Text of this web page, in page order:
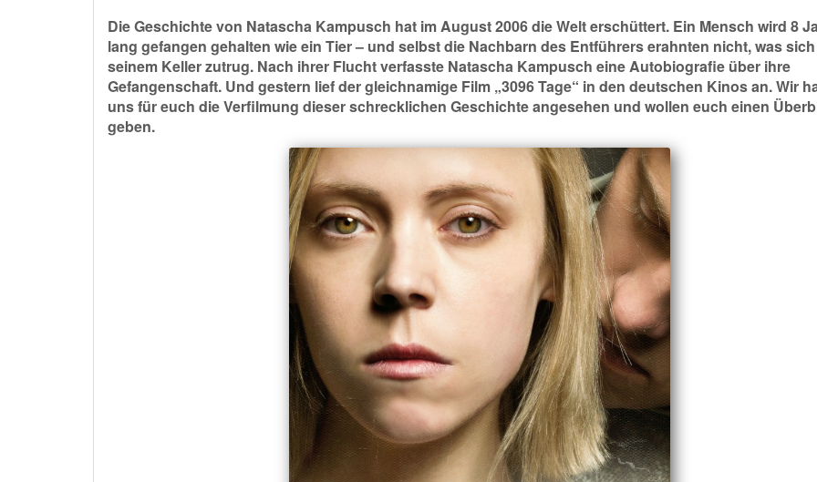
Die Geschichte von Natascha Kampusch hat im August 2006 die Welt erschüttert. Ein Mensch wird 8
lang gefangen gehalten wie ein Tier – und selbst die Nachbarn des Entführers erahnten nicht, was
seinem Keller zutrug. Nach ihrer Flucht verfasste Natascha Kampusch eine Autobiografie über ihre
Gefangenschaft. Und gestern lief der gleichnamige Film „3096 Tage“ in den deutschen Kinos an. Wir
uns für euch die Verfilmung dieser schrecklichen Geschichte angesehen und wollen euch einen
geben.